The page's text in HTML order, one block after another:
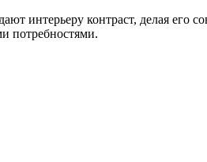
интерьеру контраст, делая его
потребностями.